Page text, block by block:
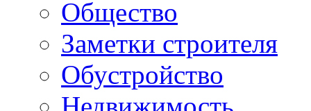
Общество
Заметки строителя
Обустройство